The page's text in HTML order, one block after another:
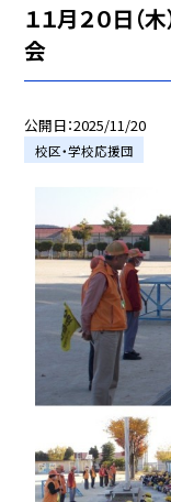
１１月２０日（
会
公開日 2025/11/20
校区・学校応援団